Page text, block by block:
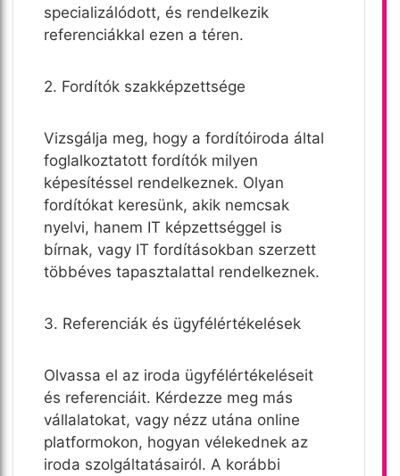
specializálódott, és rendelkezik
referenciákkal ezen a téren.
2. Fordítók szakképzettsége
Vizsgálja meg, hogy a fordítóiroda által
foglalkoztatott fordítók milyen
képesítéssel rendelkeznek. Olyan
fordítókat keresünk, akik nemcsak
nyelvi, hanem IT képzettséggel is
bírnak, vagy IT fordításokban szerzett
többéves tapasztalattal rendelkeznek.
3. Referenciák és ügyfélértékelések
Olvassa el az iroda ügyfélértékeléseit
és referenciáit. Kérdezze meg más
vállalatokat, vagy nézz utána online
platformokon, hogyan vélekednek az
iroda szolgáltatásairól. A korábbi